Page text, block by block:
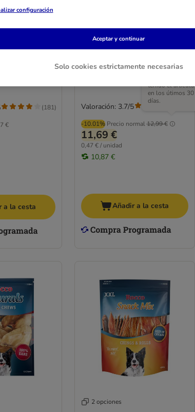
naturales
€
(181)
a la cesta
Rocco nervio de buey 12 cm
1 x 25 unidades
-10.01% Precio normal12,99 €
El precio más
tenido el artículo
en los útimos 30
días.
11,69 €
0,47 € / unidad
10,87 €
Valoración: 3.7/5
Añadir a la cesta
2 opciones
configuración
Solo cookies estrictamente necesarias
Aceptar y continuar